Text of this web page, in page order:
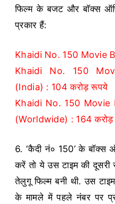
फिल्म के बजट और बॉक्स
प्रकार हैं:
Khaidi No. 150 Movie
Khaidi No. 150
(India) : 104 करोड़ रूपये
Khaidi No. 150
(Worldwide) : 164
6. ‘कैदी नं० 150’ के बॉक्स
करें तो ये उस टाइम की दूसरी
तेलुगू फिल्म बनी थी. उस
के मामले में पहले नंबर पर